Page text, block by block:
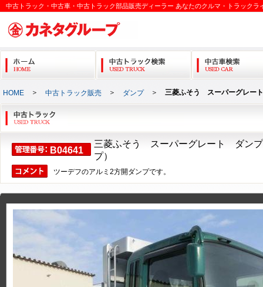
中古トラック・中古車・中古トラック部品販売ディーラー あなたのクルマ・トラックラ
HOME ＞ 中古トラック販売 ＞ ダンプ＞ 三菱ふそう スーパーグレー
B04641
三菱ふそう スーパーグレート ダンプ
プ）
ツーデフのアルミ2方開ダンプです。